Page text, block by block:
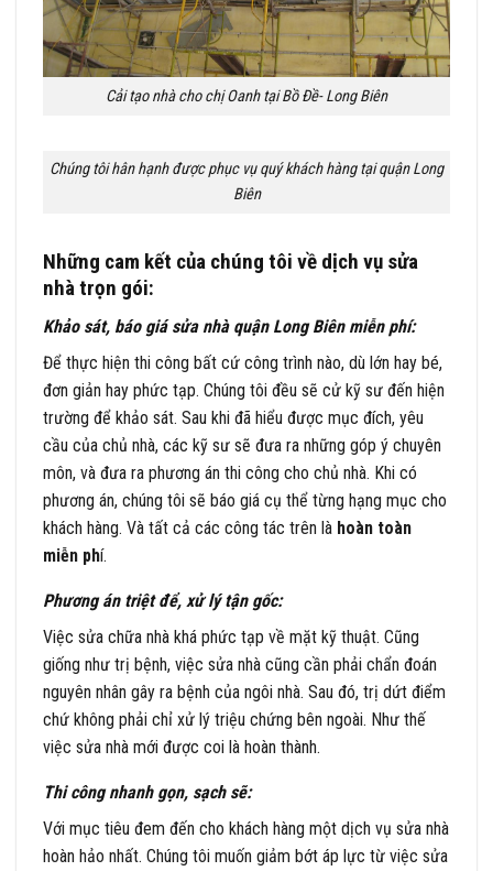
Cải tạo nhà cho chị Oanh tại Bồ Đề- Long Biên
Chúng tôi hân hạnh được phục vụ quý khách hàng tại quận Long
Biên
Những cam kết của chúng tôi về dịch vụ sửa
nhà trọn gói:
Khảo sát, báo giá sửa nhà quận Long Biên miễn phí:
Để thực hiện thi công bất cứ công trình nào, dù lớn hay bé,
đơn giản hay phức tạp. Chúng tôi đều sẽ cử kỹ sư đến hiện
trường để khảo sát. Sau khi đã hiểu được mục đích, yêu
cầu của chủ nhà, các kỹ sư sẽ đưa ra những góp ý chuyên
môn, và đưa ra phương án thi công cho chủ nhà. Khi có
phương án, chúng tôi sẽ báo giá cụ thể từng hạng mục cho
khách hàng. Và tất cả các công tác trên là hoàn toàn
miễn phí.
Phương án triệt để, xử lý tận gốc:
Việc sửa chữa nhà khá phức tạp về mặt kỹ thuật. Cũng
giống như trị bệnh, việc sửa nhà cũng cần phải chẩn đoán
nguyên nhân gây ra bệnh của ngôi nhà. Sau đó, trị dứt điểm
chứ không phải chỉ xử lý triệu chứng bên ngoài. Như thế
việc sửa nhà mới được coi là hoàn thành.
Thi công nhanh gọn, sạch sẽ:
Với mục tiêu đem đến cho khách hàng một dịch vụ sửa nhà
hoàn hảo nhất. Chúng tôi muốn giảm bớt áp lực từ việc sửa